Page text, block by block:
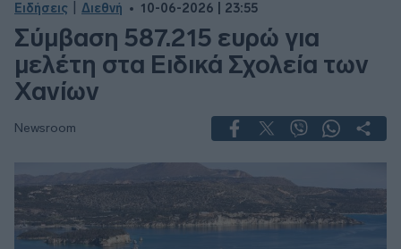
Ειδήσεις Διεθνή 10-06-2026 | 23:55
Σύμβαση 587.215 ευρώ για
μελέτη στα Ειδικά Σχολεία των
Χανίων
Newsroom